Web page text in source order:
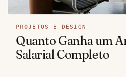
PROJETOS E DESIGN
Quanto Ganha um
Salarial Completo